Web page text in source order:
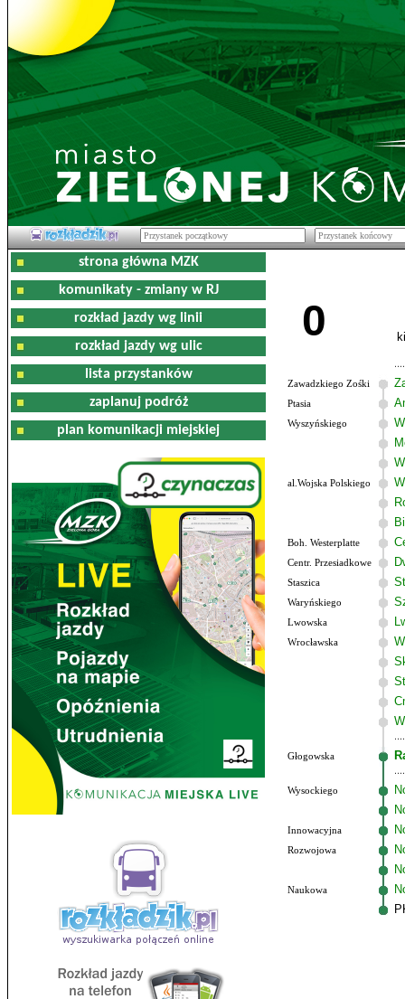
strona główna MZK
komunikaty - zmiany w RJ
rozkład jazdy wg linii
rozkład jazdy wg ulic
lista przystanków
zaplanuj podróż
plan komunikacji miejskiej
0
Zawadzkiego Zośki
Ptasia
Wyszyńskiego
al.Wojska Polskiego
Boh. Westerplatte
Centr. Przesiadkowe
Staszica
Waryńskiego
Lwowska
Wrocławska
Głogowska
Wysockiego
Innowacyjna
Rozwojowa
Naukowa